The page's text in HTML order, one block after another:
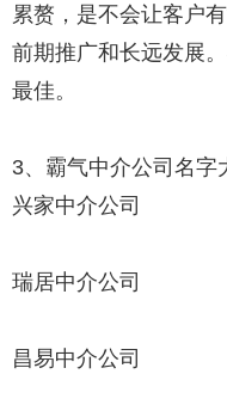
累赘，是不会让客户
前期推广和长远发展
最佳。
3、霸气中介公司名字
兴家中介公司
瑞居中介公司
昌易中介公司